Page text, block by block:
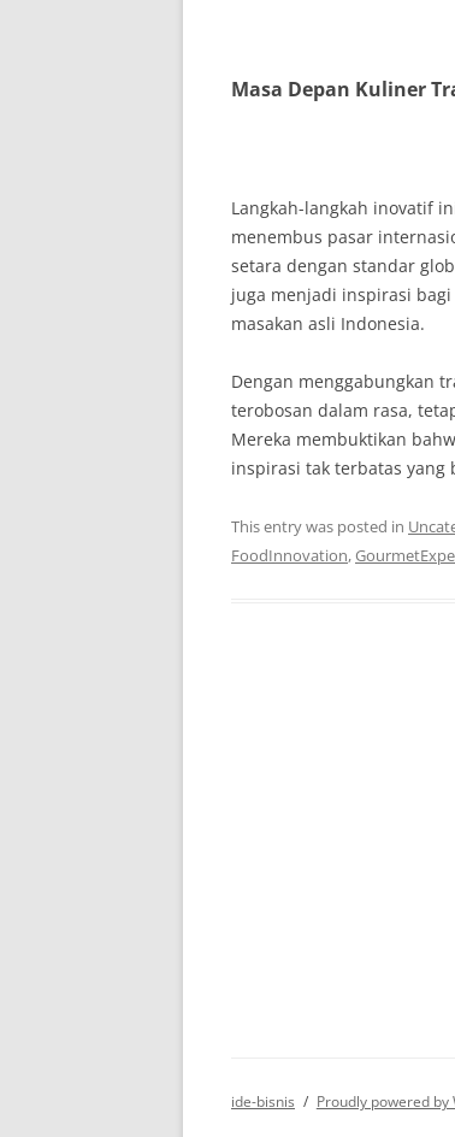
Masa Depan Kuliner
Langkah-langkah inovatif
menembus pasar
setara dengan standar
juga menjadi inspirasi
masakan asli Indonesia.
Dengan menggabungkan
terobosan dalam rasa,
Mereka membuktikan
inspirasi tak terbatas
This entry was posted in
FoodInnovation,
ide-bisnis Proudly powered by